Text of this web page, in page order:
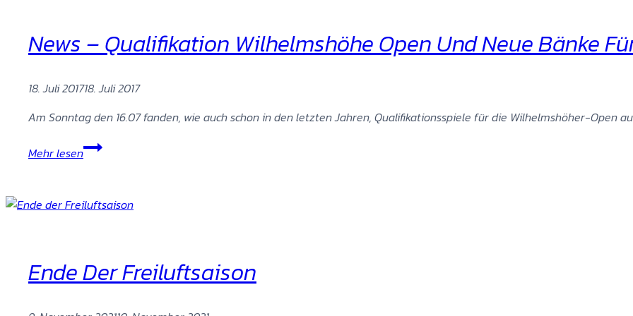
News – Qualifikation Wilhelmshöhe Open Und Neue Bänke
18. Juli 201718. Juli 2017
Am Sonntag den 16.07 fanden, wie auch schon in den letzten Jahren, Qualifikationsspiele für die Wilhelmshöher-Open
Mehr lesenNews
–
Wilhelmshöhe
Open
Bänke
für
Ende Der Freiluftsaison